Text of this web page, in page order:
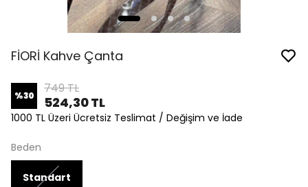
FİORİ Kahve Çanta
%30 749 TL
524,30 TL
1000 TL Üzeri Ücretsiz Teslimat / Değişim ve İade
Beden
Standart